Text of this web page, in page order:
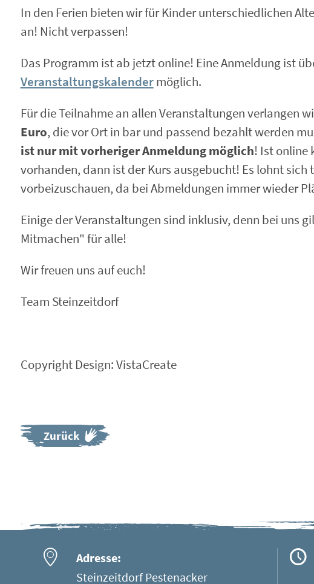
In den Ferien bieten wir für Kinder unterschiedlichen
an! Nicht verpassen!
Das Programm ist ab jetzt online! Eine Anmeldung ist
Veranstaltungskalendermöglich.
Für die Teilnahme an allen Veranstaltungen verlangen
Euro, die vor Ort in bar und passend bezahlt werden
ist nur mit vorheriger Anmeldung möglich! Ist online
vorhanden, dann ist der Kurs ausgebucht! Es lohnt
vorbeizuschauen, da bei Abmeldungen immer wieder
Einige der Veranstaltungen sind inklusiv, denn bei uns
Mitmachen" für alle!
Wir freuen uns auf euch!
Team Steinzeitdorf
Copyright Design: VistaCreate
Zurück
Adresse:
Steinzeitdorf Pestenacker